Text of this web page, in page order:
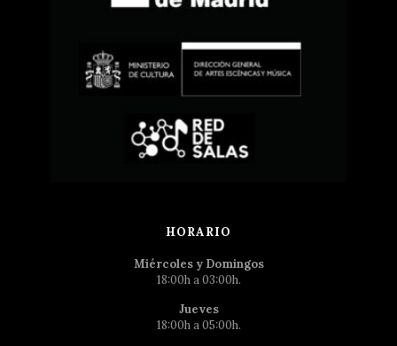
HORARIO
Miércoles y Domingos
18:00h a 03:00h.
Jueves
18:00h a 05:00h.